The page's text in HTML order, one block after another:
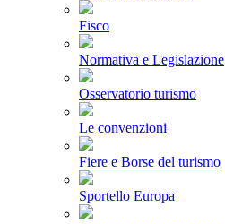
Fisco
Normativa e Legislazione
Osservatorio turismo
Le convenzioni
Fiere e Borse del turismo
Sportello Europa